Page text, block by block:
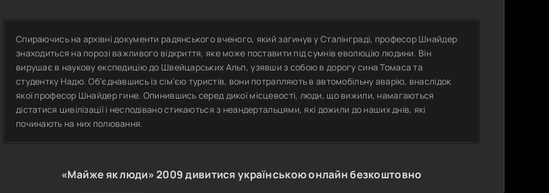
Спираючись на архівні документи радянського вченого, який загинув у Сталінграді, професор Шнайдер
знаходиться на порозі важливого відкриття, яке може поставити під сумнів еволюцію людини. Він
вирушає в наукову експедицію до Швейцарських Альп, узявши з собою в дорогу сина Томаса та
студентку Надю. Об'єднавшись із сім'єю туристів, вони потрапляють в автомобільну аварію, внаслідок
якої професор Шнайдер гине. Опинившись серед дикої місцевості, люди, що вижили, намагаються
дістатися цивілізації і несподівано стикаються з неандертальцями, які дожили до наших днів, які
починають на них полювання.
«Майже як люди»2009дивитися українською онлайн безкоштовно